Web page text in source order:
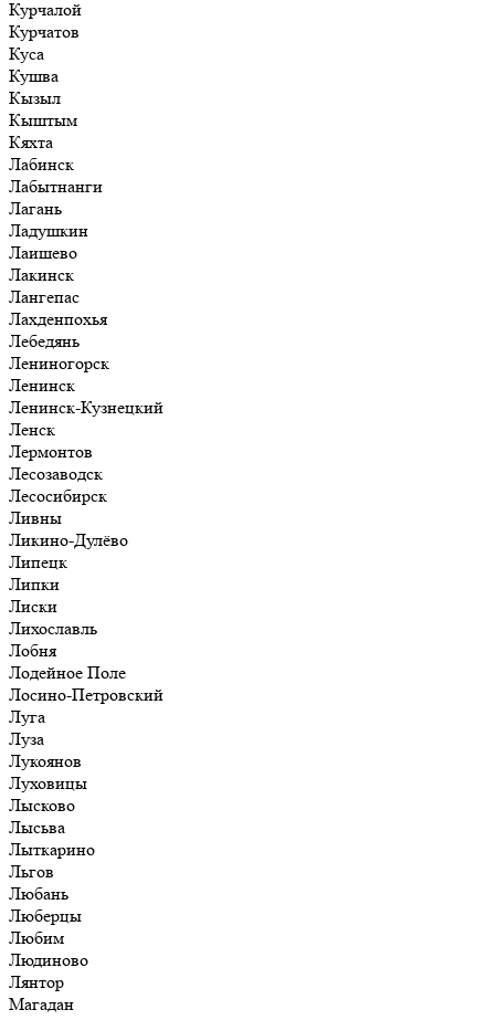
Курчалой
Курчатов
Куса
Кушва
Кызыл
Кыштым
Кяхта
Лабинск
Лабытнанги
Лагань
Ладушкин
Лаишево
Лакинск
Лангепас
Лахденпохья
Лебедянь
Лениногорск
Ленинск
Ленинск-Кузнецкий
Ленск
Лермонтов
Лесозаводск
Лесосибирск
Ливны
Ликино-Дулёво
Липецк
Липки
Лиски
Лихославль
Лобня
Лодейное Поле
Лосино-Петровский
Луга
Луза
Лукоянов
Луховицы
Лысково
Лысьва
Лыткарино
Льгов
Любань
Люберцы
Любим
Людиново
Лянтор
Магадан